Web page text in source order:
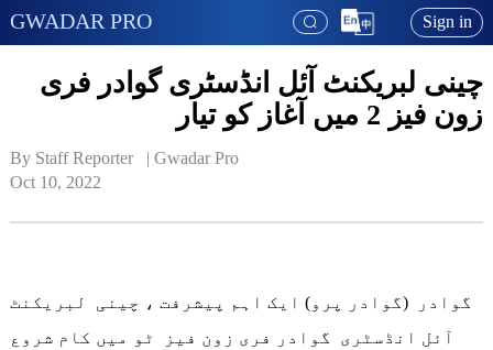
GWADAR PRO Sign in
چینی لبریکنٹ آئل انڈسٹری گوادر فری
زون فیز 2 میں آغاز کو تیار
By Staff Reporter   | Gwadar Pro
Oct 10, 2022
گوادر (گوادر پرو) ایک اہم پیشرفت ، چینی لبریکنٹ
آئل انڈسٹری گوادر فری زون فیز ٹو میں کام شروع